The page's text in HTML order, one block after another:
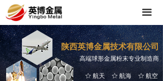
끀
ꄃ 航海
ꄃ 航天 ꄃ 航空
陕西英博金属技术有限公司
高端球形金属粉末专业制造商